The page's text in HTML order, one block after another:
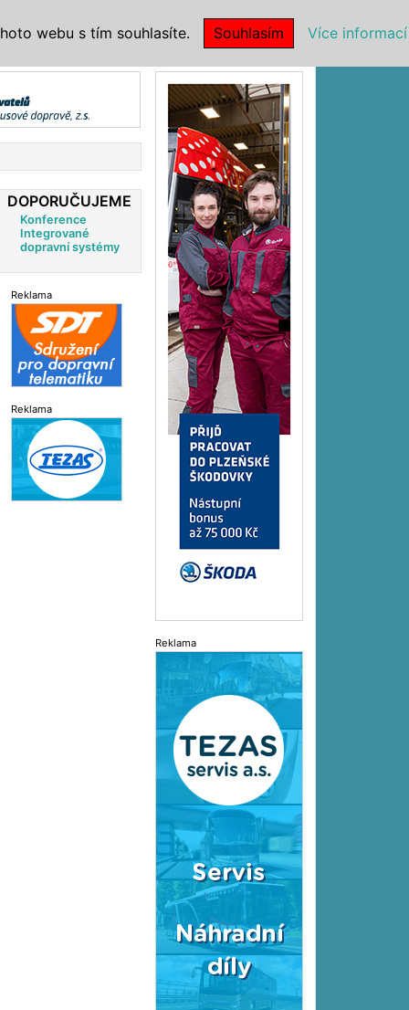
DOPORUČUJEME
Konference
Integrované
dopravní systémy
Reklama
Reklama
Reklama
webu s tím souhlasíte. Souhlasím Více informací